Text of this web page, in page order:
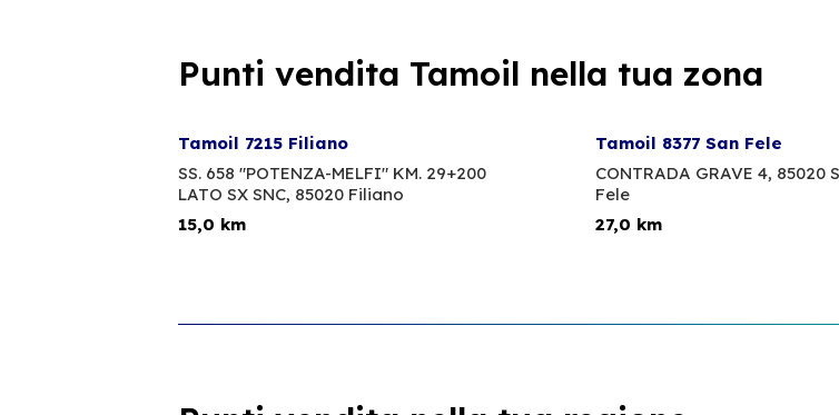
Punti vendita Tamoil nella tua zona
Tamoil 7215 Filiano
SS. 658 "POTENZA-MELFI" KM. 29+200
LATO SX SNC, 85020 Filiano
15,0 km
Tamoil 8377 San Fele
CONTRADA GRAVE 4, 85020
Fele
27,0 km